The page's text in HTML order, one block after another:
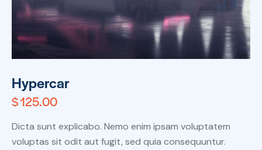
Hypercar
$125.00
Dicta sunt explicabo. Nemo enim ipsam voluptatem
voluptas sit odit aut fugit, sed quia consequuntur.